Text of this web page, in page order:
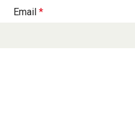
Email*